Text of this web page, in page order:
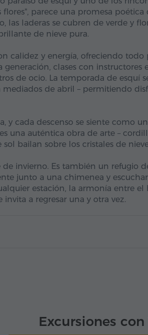
parece una promesa
las laderas se cubren de verde y
de nieve pura.
calidez y energía, ofreciendo todo
clases con instructores
de ocio. La temporada de esquí
de abril – permitiendo
y cada descenso se siente como
una auténtica obra de arte –
bailan sobre los cristales de
invierno. Es también un refugio
junto a una chimenea y
estación, la armonía entre
a regresar una y otra vez.
Excursiones